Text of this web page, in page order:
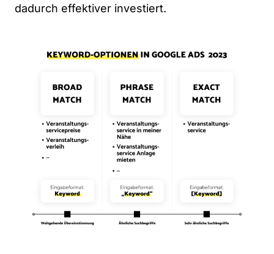
dadurch effektiver investiert.